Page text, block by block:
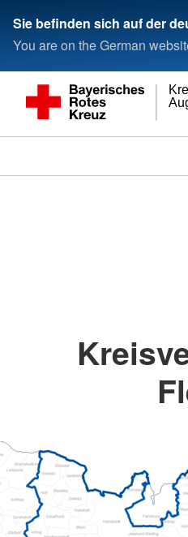
Sie befinden sich auf der
You are on the German